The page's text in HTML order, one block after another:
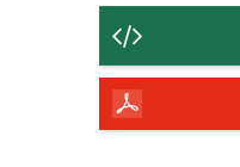
contenuto
della
pagina